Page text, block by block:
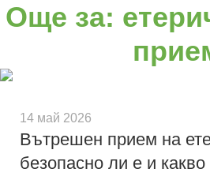
Още за:
14 май 2026
Вътрешен прием на
безопасно ли е и